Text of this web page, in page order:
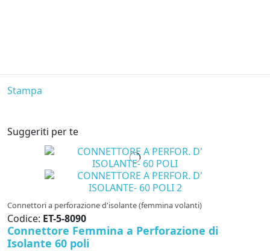
Stampa
Suggeriti per te
Connettori a perforazione d'isolante (femmina volanti)
Codice: ET-5-8090
Connettore Femmina a Perforazione di
Isolante 60 poli